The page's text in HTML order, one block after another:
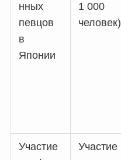
нных
певцов
в
Японии
1 000
человек)
Участие
Участие